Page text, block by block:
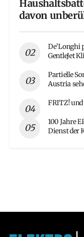
davon
De’Longhi
GentleJet
Partielle
Austria
FRITZ!
100 Jahre
Dienst der